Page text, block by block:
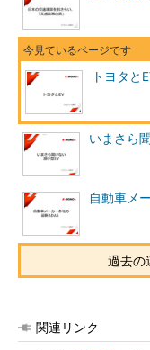
トヨタと
いまさら
自動車メ
過去の
関連リンク